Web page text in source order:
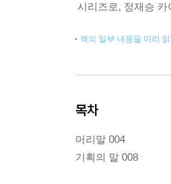
시리즈로, 정재승
책의 일부 내용을 미리
목차
머리말 004
기획의 말 008